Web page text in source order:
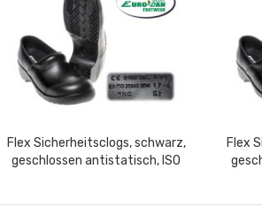
Flex Sicherheitsclogs, schwarz,
geschlossen antistatisch, ISO
Flex